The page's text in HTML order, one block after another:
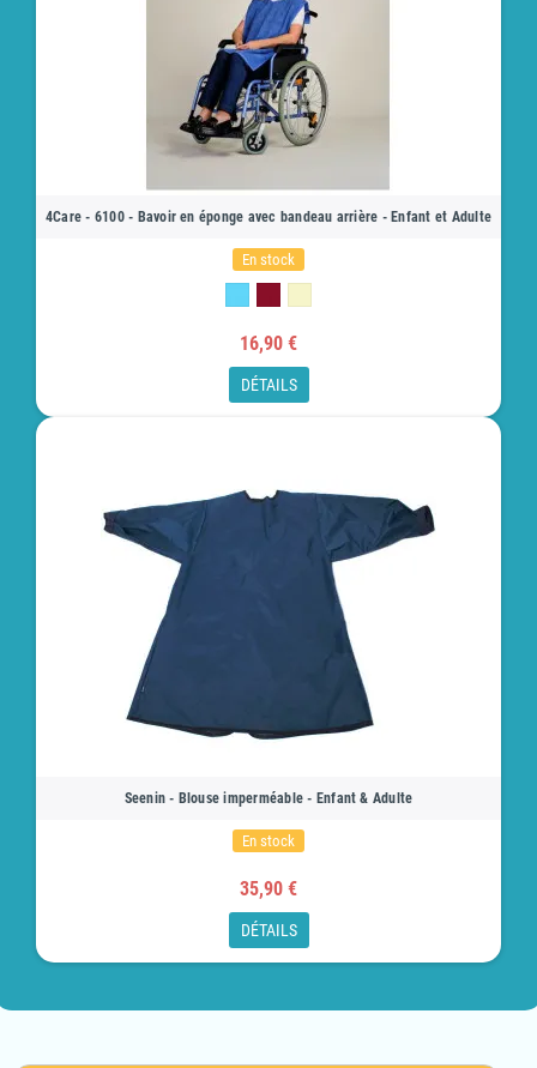
4Care - 6100 - Bavoir en éponge avec bandeau arrière - Enfant et Adulte
En stock
16,90 €
DÉTAILS
Seenin - Blouse imperméable - Enfant & Adulte
En stock
35,90 €
DÉTAILS